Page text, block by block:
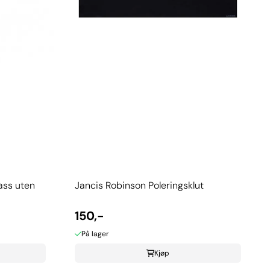
uten Jancis Robinson Poleringsklut
150,-
På lager
Kjøp